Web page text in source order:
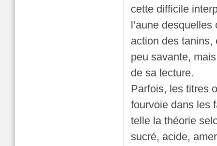
cette difficile
l’aune
action des
peu savante,
de sa lecture.
Parfois, les titres
fourvoie dans les
telle la théorie
sucré, acide,